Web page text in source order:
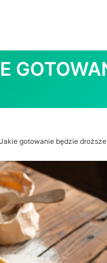
Jakie gotowanie będzie